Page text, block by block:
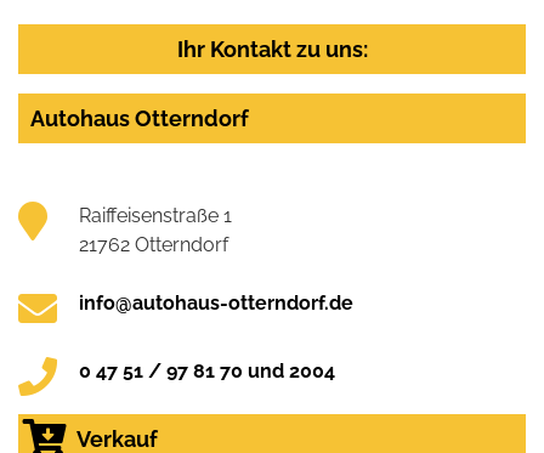
Ihr Kontakt zu uns:
Autohaus Otterndorf
Raiffeisenstraße 1
21762 Otterndorf
info@autohaus-otterndorf.de
0 47 51 / 97 81 70 und 2004
Verkauf